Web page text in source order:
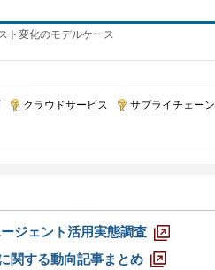
ト変化のモデルケース
クラウドサービス サプライチェーン
ジェント活用実態調査
関する動向記事まとめ